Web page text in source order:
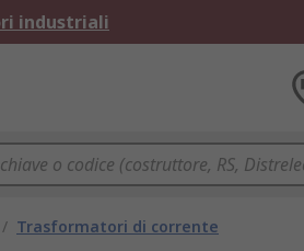
industriali
/ Trasformatori di corrente